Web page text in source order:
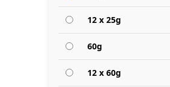
12 x 25g
60g
12 x 60g